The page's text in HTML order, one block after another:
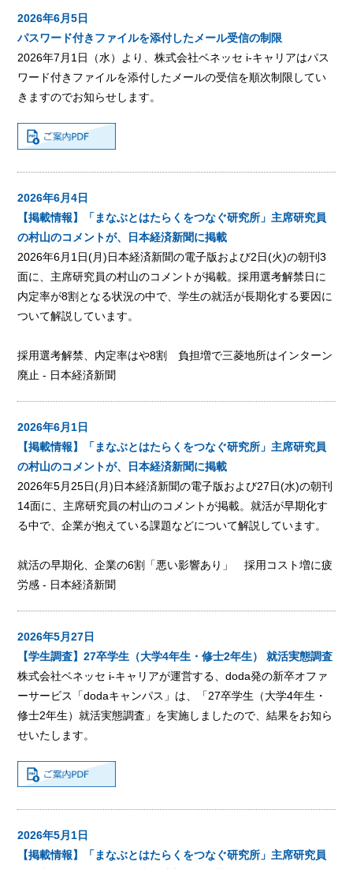
2026年6月5日
パスワード付きファイルを添付したメール受信の制限
2026年7月1日（水）より、株式会社ベネッセ i-キャリアはパス
ワード付きファイルを添付したメールの受信を順次制限してい
きますのでお知らせします。
2026年6月4日
【掲載情報】「まなぶとはたらくをつなぐ研究所」主席研究員
の村山のコメントが、日本経済新聞に掲載
2026年6月1日(月)日本経済新聞の電子版および2日(火)の朝刊3
面に、主席研究員の村山のコメントが掲載。採用選考解禁日に
内定率が8割となる状況の中で、学生の就活が長期化する要因に
ついて解説しています。
採用選考解禁、内定率はや8割 負担増で三菱地所はインターン
廃止 - 日本経済新聞
2026年6月1日
【掲載情報】「まなぶとはたらくをつなぐ研究所」主席研究員
の村山のコメントが、日本経済新聞に掲載
2026年5月25日(月)日本経済新聞の電子版および27日(水)の朝刊
14面に、主席研究員の村山のコメントが掲載。就活が早期化す
る中で、企業が抱えている課題などについて解説しています。
就活の早期化、企業の6割「悪い影響あり」 採用コスト増に疲
労感 - 日本経済新聞
2026年5月27日
【学生調査】27卒学生（大学4年生・修士2年生） 就活実態調査
株式会社ベネッセ i-キャリアが運営する、doda発の新卒オファ
ーサービス「dodaキャンパス」は、「27卒学生（大学4年生・
修士2年生）就活実態調査」を実施しましたので、結果をお知ら
せいたします。
2026年5月1日
【掲載情報】「まなぶとはたらくをつなぐ研究所」主席研究員